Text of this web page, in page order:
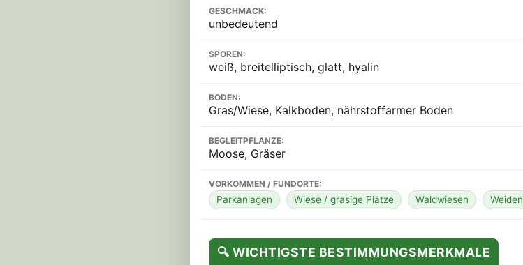
GESCHMACK:
unbedeutend
SPOREN:
weiß, breitelliptisch, glatt, hyalin
BODEN:
Gras/Wiese, Kalkboden, nährstoffarmer Boden
BEGLEITPFLANZE:
Moose, Gräser
VORKOMMEN / FUNDORTE:
Parkanlagen Wiese / grasige Plätze Waldwiesen Weiden
🔍 WICHTIGSTE BESTIMMUNGSMERKMALE